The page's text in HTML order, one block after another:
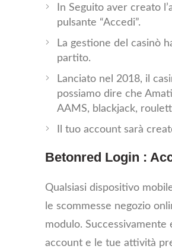
In Seguito aver creato
pulsante “Accedi”.
La gestione del casinò
partito.
Lanciato nel 2018, il
possiamo dire che
AAMS, blackjack,
Il tuo account sarà
Betonred Login :
Qualsiasi dispositivo
le scommesse negozio
modulo.
account e le tue attività